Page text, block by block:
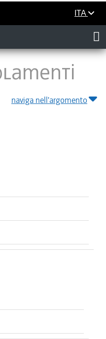
ITA
naviga nell'argomento